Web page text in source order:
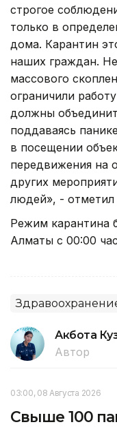
строгое
только в
дома. Карантин
наших граждан.
массового
ограничили
должны
поддаваясь
в посещении
передвижения на
других
людей», - отметил
Режим карантина
Алматы с 00:00
Акбота
Автор
03:00, 08 Августа 2026
Свыше 100